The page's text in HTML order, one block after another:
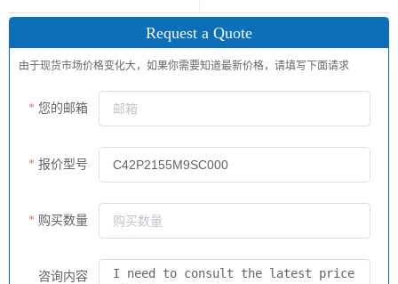
Request a Quote
由于现货市场价格变化大，如果你需要知道最新价格，请填写下面请求
您的邮箱
报价型号
购买数量
咨询内容